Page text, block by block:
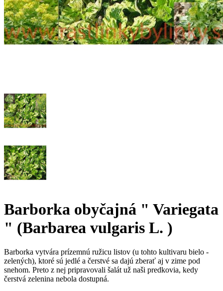
Barborka obyčajná " Variegata
" (Barbarea vulgaris L. )
Barborka vytvára prízemnú ružicu listov (u tohto kultivaru bielo -
zelených), ktoré sú jedlé a čerstvé sa dajú zberať aj v zime pod
snehom. Preto z nej pripravovali šalát už naši predkovia, kedy
čerstvá zelenina nebola dostupná.